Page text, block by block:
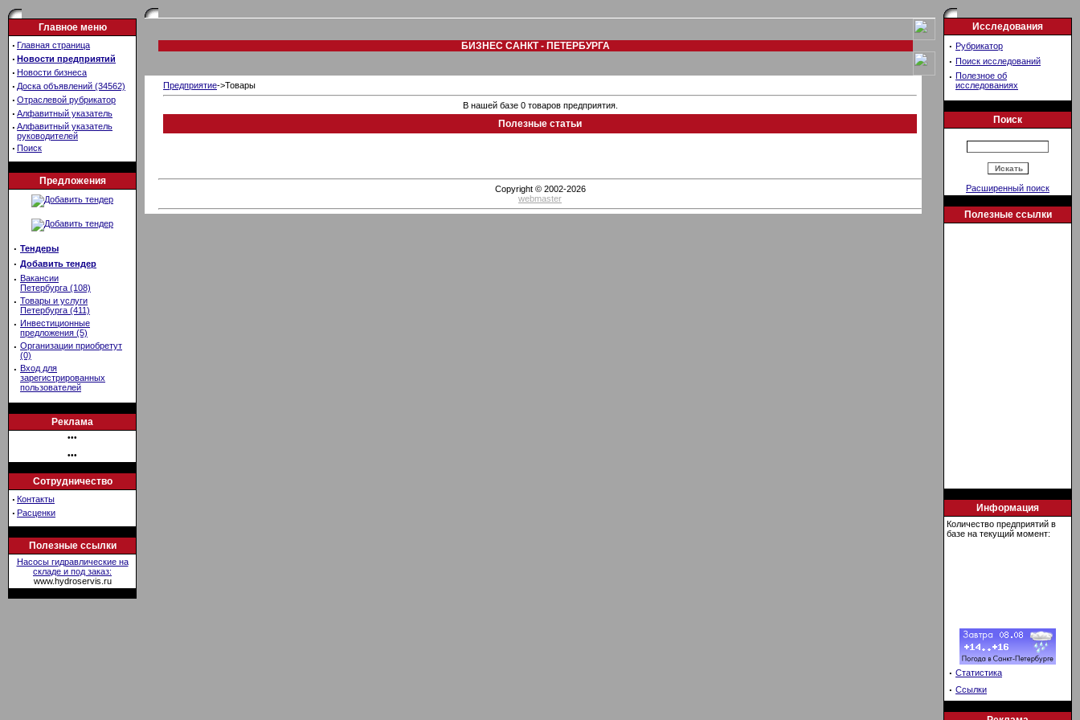
Главное меню
· Главная страница
· Новости предприятий
· Новости бизнеса
· Доска объявлений (34562)
· Отраслевой рубрикатор
· Алфавитный указатель
· Алфавитный указатель
руководителей
· Поиск
Предложения
· Тендеры
· Добавить тендер
· Вакансии
Петербурга (108)
· Товары и услуги
Петербурга (411)
· Инвестиционные
предложения (5)
· Организации приобретут
(0)
· Вход для
зарегистрированных
пользователей
Реклама
•••
•••
Сотрудничество
· Контакты
· Расценки
Полезные ссылки
Насосы гидравлические на
складе и под заказ:
www.hydroservis.ru
БИЗНЕС САНКТ - ПЕТЕРБУРГА
Предприятие->Товары
В нашей базе 0 товаров предприятия.
Полезные статьи
Copyright © 2002-2026
webmaster
Исследования
· Рубрикатор
· Поиск исследований
· Полезное об
исследованиях
Поиск
Расширенный поиск
Полезные ссылки
Информация
Количество предприятий в
базе на текущий момент:
· Статистика
· Ссылки